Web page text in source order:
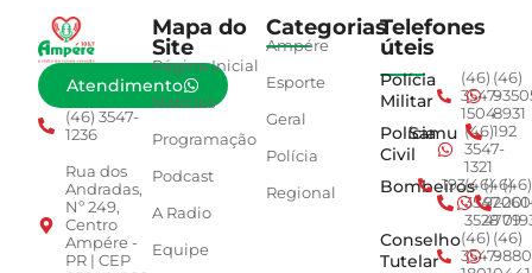
Atendimento
(46) 3547-
1236
Rua dos
Andradas,
Nº 249,
Centro
Ampére -
PR | CEP
Mapa do
Site
Página Inicial
Notícias
Programação
Podcast
A Radio
Equipe
Categorias
Ampére
Esporte
Geral
Polícia
Regional
Telefones
úteis
Polícia
Militar
(46)
3547-
1504
(46)
8931
Polícia
Civil
Samu (46)
3547-
1321
192
Bombeiros
193(46)
3547-
3528
(46)
4779
(46)
Conselho
Tutelar
(46)
3547-
(46)